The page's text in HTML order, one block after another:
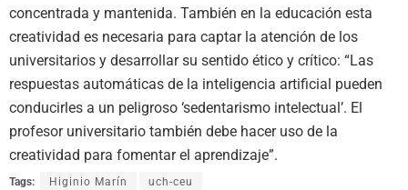
concentrada y mantenida. También en la educación esta
creatividad es necesaria para captar la atención de los
universitarios y desarrollar su sentido ético y crítico: “Las
respuestas automáticas de la inteligencia artificial pueden
conducirles a un peligroso ‘sedentarismo intelectual’. El
profesor universitario también debe hacer uso de la
creatividad para fomentar el aprendizaje”.
Tags: Higinio Marín uch-ceu